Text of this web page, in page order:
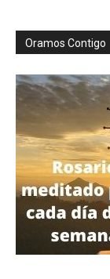
Oramos Contigo